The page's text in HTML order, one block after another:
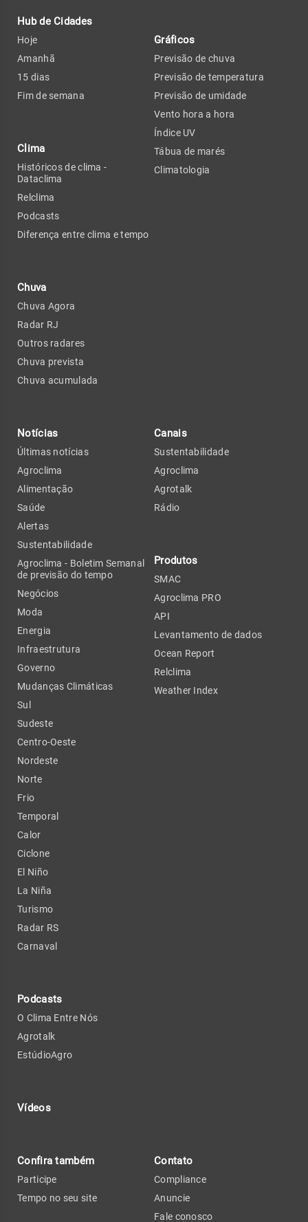
Hub de Cidades
Hoje
Amanhã
15 dias
Fim de semana
Clima
Históricos de clima -
Dataclima
Relclima
Podcasts
Diferença entre clima e tempo
Chuva
Chuva Agora
Radar RJ
Outros radares
Chuva prevista
Chuva acumulada
Gráficos
Previsão de chuva
Previsão de temperatura
Previsão de umidade
Vento hora a hora
Índice UV
Tábua de marés
Climatologia
Notícias
Últimas notícias
Agroclima
Alimentação
Saúde
Alertas
Sustentabilidade
Agroclima - Boletim Semanal
de previsão do tempo
Negócios
Moda
Energia
Infraestrutura
Governo
Mudanças Climáticas
Sul
Sudeste
Centro-Oeste
Nordeste
Norte
Frio
Temporal
Calor
Ciclone
El Niño
La Niña
Turismo
Radar RS
Carnaval
Podcasts
O Clima Entre Nós
Agrotalk
EstúdioAgro
Vídeos
Canais
Sustentabilidade
Agroclima
Agrotalk
Rádio
Produtos
SMAC
Agroclima PRO
API
Levantamento de dados
Ocean Report
Relclima
Weather Index
Confira também
Participe
Tempo no seu site
Contato
Compliance
Anuncie
Fale conosco